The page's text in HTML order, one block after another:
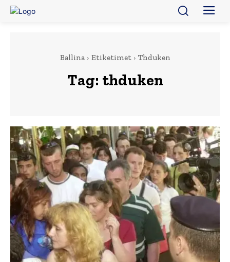
Ballina Etiketimet Thduken
Tag: thduken